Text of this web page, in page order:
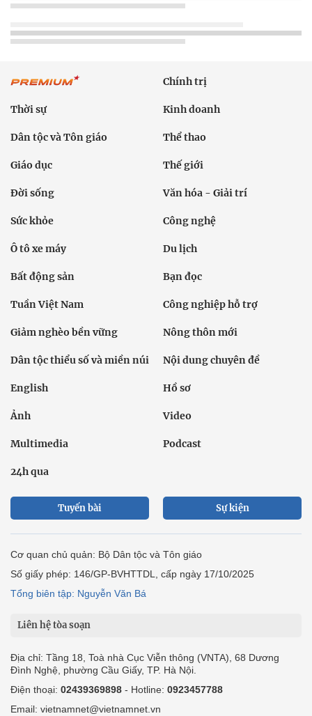
Chính trị
Thời sự Kinh doanh
Dân tộc và Tôn giáo Thể thao
Giáo dục Thế giới
Đời sống Văn hóa - Giải trí
Sức khỏe Công nghệ
Ô tô xe máy Du lịch
Bất động sản Bạn đọc
Tuần Việt Nam Công nghiệp hỗ trợ
Giảm nghèo bền vững Nông thôn mới
Dân tộc thiểu số và miền núi Nội dung chuyên đề
English Hồ sơ
Ảnh Video
Multimedia Podcast
24h qua
Tuyến bài Sự kiện
Cơ quan chủ quản: Bộ Dân tộc và Tôn giáo
Số giấy phép: 146/GP-BVHTTDL, cấp ngày 17/10/2025
Tổng biên tập: Nguyễn Văn Bá
Liên hệ tòa soạn
Địa chỉ: Tầng 18, Toà nhà Cục Viễn thông (VNTA), 68 Dương
Đình Nghệ, phường Cầu Giấy, TP. Hà Nội.
Điện thoại: 02439369898 - Hotline: 0923457788
Email: vietnamnet@vietnamnet.vn